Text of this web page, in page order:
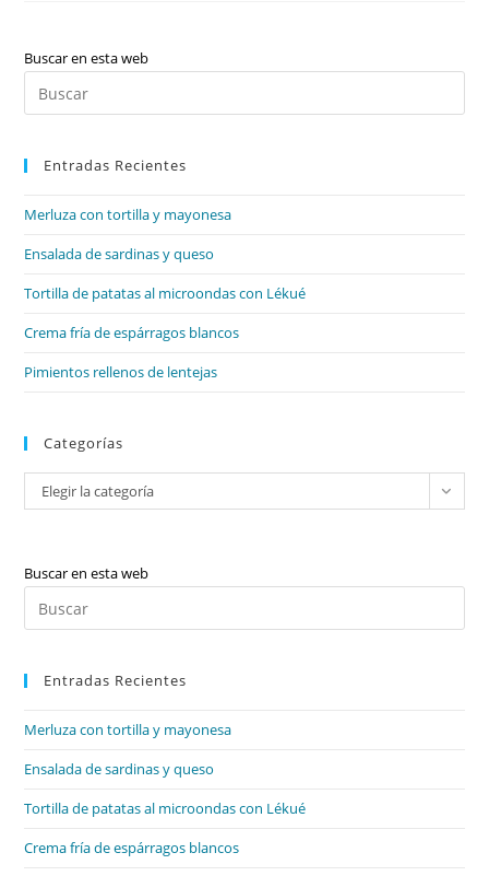
Buscar en esta web
Entradas Recientes
Merluza con tortilla y mayonesa
Ensalada de sardinas y queso
Tortilla de patatas al microondas con Lékué
Crema fría de espárragos blancos
Pimientos rellenos de lentejas
Categorías
Categorías
Elegir la categoría
Buscar en esta web
Entradas Recientes
Merluza con tortilla y mayonesa
Ensalada de sardinas y queso
Tortilla de patatas al microondas con Lékué
Crema fría de espárragos blancos